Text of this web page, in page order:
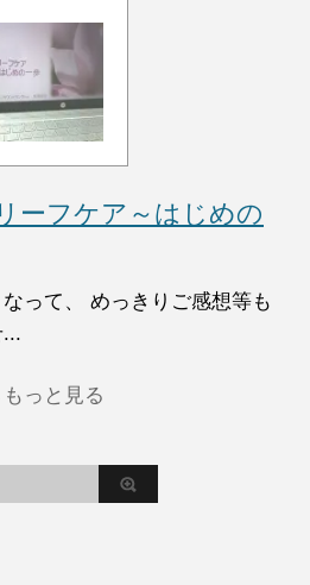
ーフケア～はじめの
って、 めっきりご感想等も
っと見る